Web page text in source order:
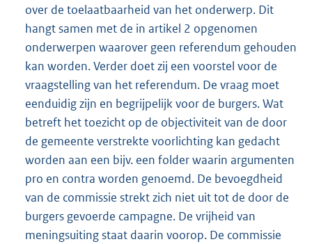
over de toelaatbaarheid van het onderwerp. Dit
hangt samen met de in artikel 2 opgenomen
onderwerpen waarover geen referendum gehouden
kan worden. Verder doet zij een voorstel voor de
vraagstelling van het referendum. De vraag moet
eenduidig zijn en begrijpelijk voor de burgers. Wat
betreft het toezicht op de objectiviteit van de door
de gemeente verstrekte voorlichting kan gedacht
worden aan een bijv. een folder waarin argumenten
pro en contra worden genoemd. De bevoegdheid
van de commissie strekt zich niet uit tot de door de
burgers gevoerde campagne. De vrijheid van
meningsuiting staat daarin voorop. De commissie